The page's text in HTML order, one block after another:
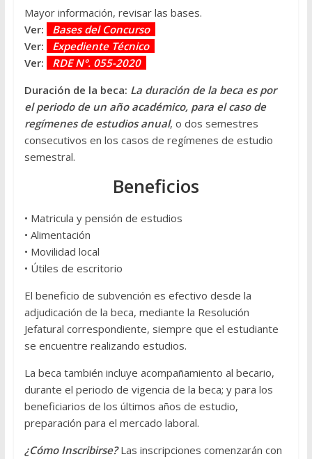
Mayor información, revisar las bases.
Ver:
Bases del Concurso
Ver:
Expediente Técnico
Ver:
RDE N°. 055-2020
Duración de la beca: La duración de la beca es por
el periodo de un año académico, para el caso de
regímenes de estudios anual, o dos semestres
consecutivos en los casos de regímenes de estudio
semestral.
Beneficios
• Matricula y pensión de estudios
• Alimentación
• Movilidad local
• Útiles de escritorio
El beneficio de subvención es efectivo desde la
adjudicación de la beca, mediante la Resolución
Jefatural correspondiente, siempre que el estudiante
se encuentre realizando estudios.
La beca también incluye acompañamiento al becario,
durante el periodo de vigencia de la beca; y para los
beneficiarios de los últimos años de estudio,
preparación para el mercado laboral.
¿Cómo Inscribirse? Las inscripciones comenzarán con